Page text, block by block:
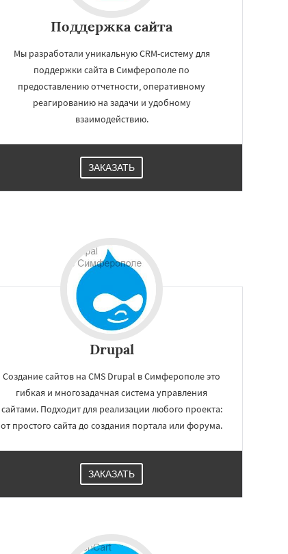
Поддержка сайта
Мы разработали уникальную CRM-систему для
поддержки сайта в Симферополе по
предоставлению отчетности, оперативному
реагированию на задачи и удобному
взаимодействию.
ЗАКАЗАТЬ
Drupal
Создание сайтов на CMS Drupal в Симферополе это
гибкая и многозадачная система управления
сайтами. Подходит для реализации любого проекта:
от простого сайта до создания портала или форума.
ЗАКАЗАТЬ